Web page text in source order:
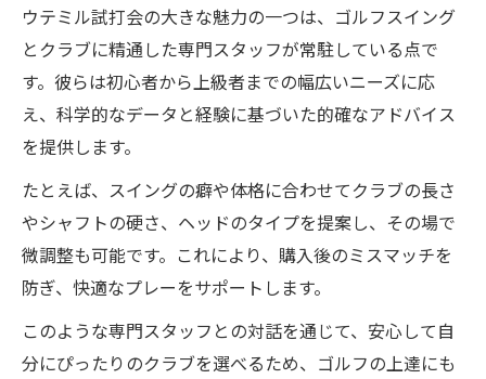
ウテミル試打会の大きな魅力の一つは、ゴルフスイング
とクラブに精通した専門スタッフが常駐している点で
す。彼らは初心者から上級者までの幅広いニーズに応
え、科学的なデータと経験に基づいた的確なアドバイス
を提供します。
たとえば、スイングの癖や体格に合わせてクラブの長さ
やシャフトの硬さ、ヘッドのタイプを提案し、その場で
微調整も可能です。これにより、購入後のミスマッチを
防ぎ、快適なプレーをサポートします。
このような専門スタッフとの対話を通じて、安心して自
分にぴったりのクラブを選べるため、ゴルフの上達にも